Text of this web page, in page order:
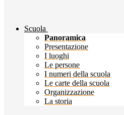
Scuola
Panoramica
Presentazione
I luoghi
Le persone
I numeri della scuola
Le carte della scuola
Organizzazione
La storia